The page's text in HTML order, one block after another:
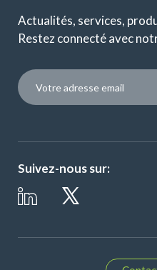
Actualités, services,
Restez connecté avec
Suivez-nous sur: